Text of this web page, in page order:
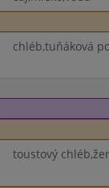
chléb,tuňáková
toustový